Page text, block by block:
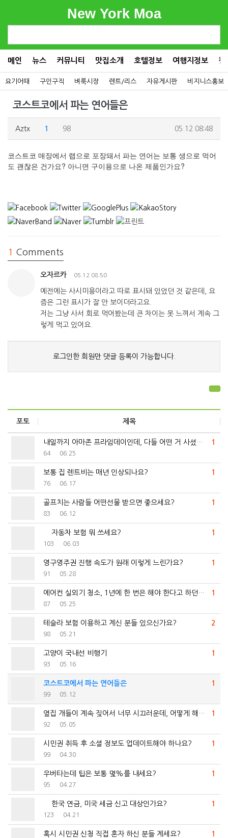
New York Moa
메인 뉴스 커뮤니티 맛집소개 호텔정보 여행지정보 컬
요기어때 구인구직 벼룩시장 렌트/리스 자유게시판 비지니스홍보
코스트코에서 파는 연어들은
Aztx 1 98 05.12 08:48
코스트코 매장에서 랩으로 포장돼서 파는 연어는 보통 생으로 먹어
도 괜찮은 건가요? 아니면 구이용으로 나온 제품인가요?
1 Comments
오자르카 05.12 08:50
예전에는 사시미용이라고 따로 표시돼 있었던 것 같은데, 요
즘은 그런 표시가 잘 안 보이더라고요.
저는 그냥 사서 회로 먹어봤는데 큰 차이는 못 느껴서 계속 그
렇게 먹고 있어요.
로그인한 회원만 댓글 등록이 가능합니다.
포토 제목
1
내일까지 아마존 프라임데이인데, 다들 어떤 거 사셨는지…
64 06.25
1
보통 집 렌트비는 매년 인상되나요?
76 06.17
1
골프치는 사람들 어떤선물 받으면 좋으세요?
83 06.12
1
자동차 보험 뭐 쓰세요?
103 06.03
1
영구영주권 진행 속도가 원래 이렇게 느린가요?
91 05.28
1
에어컨 실외기 청소, 1년에 한 번은 해야 한다고 하던…
87 05.25
2
테슬라 보험 이용하고 계신 분들 있으신가요?
98 05.21
1
고양이 국내선 비행기
93 05.16
1
코스트코에서 파는 연어들은
99 05.12
1
옆집 개들이 계속 짖어서 너무 시끄러운데, 어떻게 해야…
92 05.05
1
시민권 취득 후 소셜 정보도 업데이트해야 하나요?
99 04.30
1
우버타는데 팁은 보통 몇%를 내세요?
95 04.27
1
한국 연금, 미국 세금 신고 대상인가요?
123 04.21
1
혹시 시민권 신청 직접 혼자 하신 분들 계세요?